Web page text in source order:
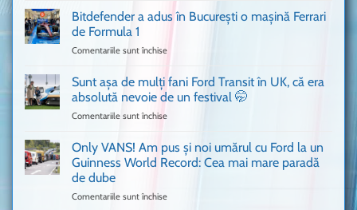
Ferrari
cum
văzut
Bitdefender a adus în București o mașină Ferrari
de Formula 1
Comentariile sunt închise
a
în
mașină
Ferrari
Sunt așa de mulți fani Ford Transit în UK, că era
absolută nevoie de un festival 🤭
Comentariile sunt închise
așa
mulți
Only VANS! Am pus și noi umărul cu Ford la un
Guinness World Record: Cea mai mare paradă
de dube
Comentariile sunt închise